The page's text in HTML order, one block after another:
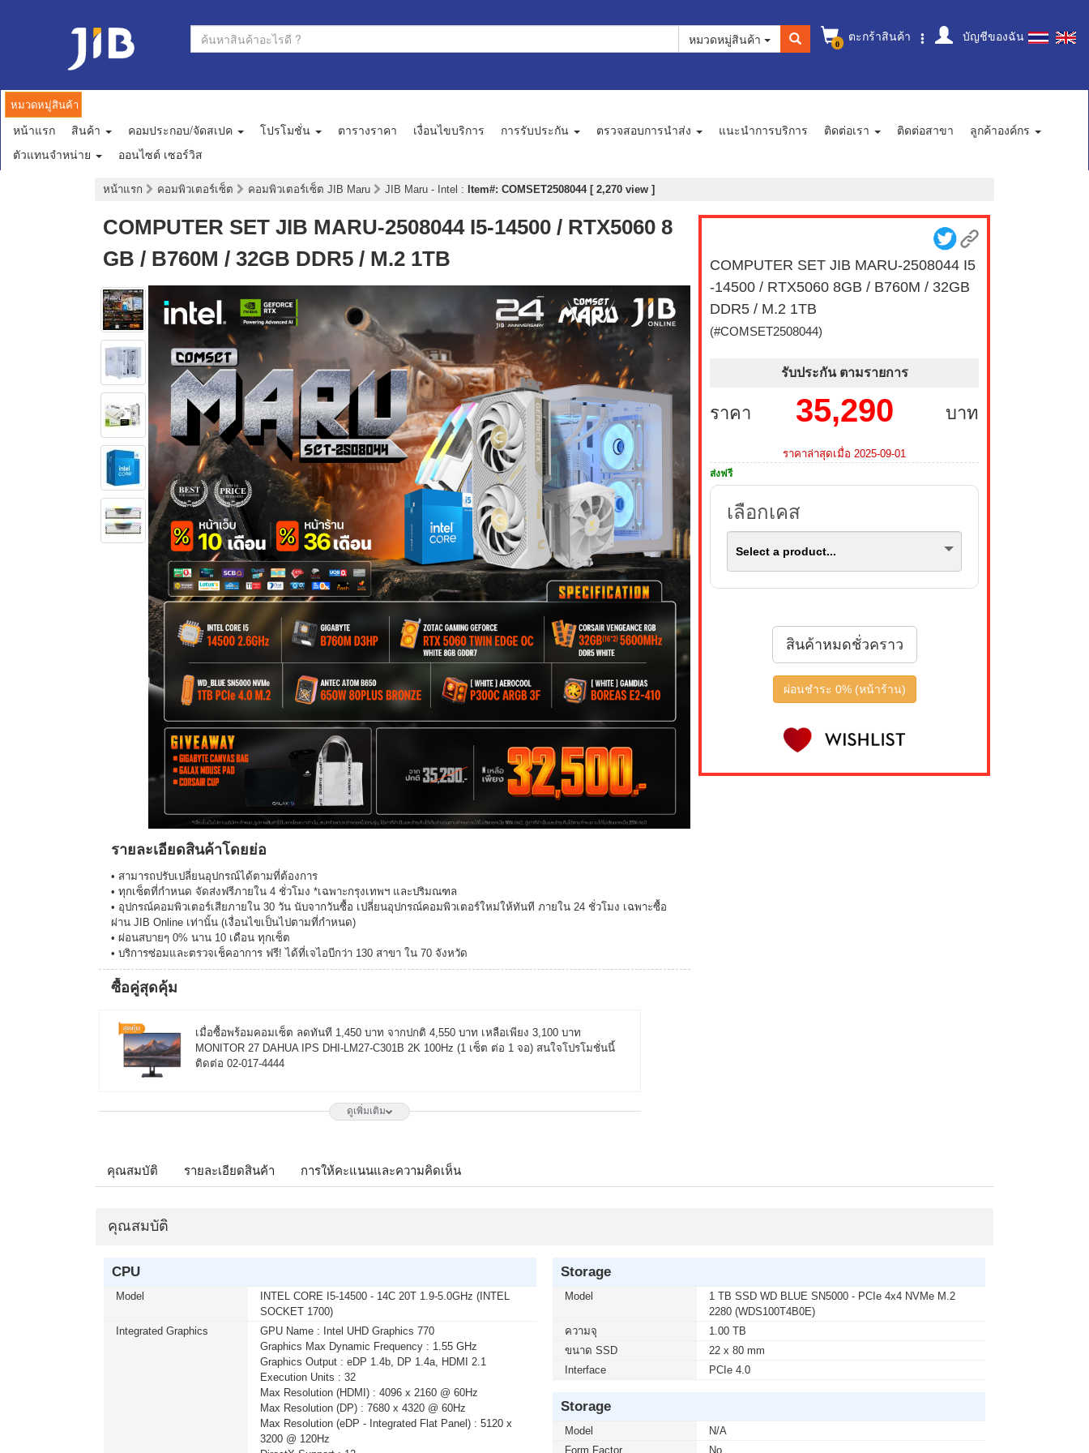
0 ตะกร้าสินค้า บัญชีของฉัน
หมวดหมู่สินค้า
หมวดหมู่สินค้า
หน้าแรก สินค้า คอมประกอบ/จัดสเปค โปรโมชั่น ตารางราคา เงื่อนไขบริการ การรับประกัน ตรวจสอบการนำส่ง แนะนำการบริการ ติดต่อเรา ติดต่อสาขา
ลูกค้าองค์กร
ตัวแทนจำหน่าย
ออนไซต์ เซอร์วิส
หน้าแรก คอมพิวเตอร์เซ็ต คอมพิวเตอร์เซ็ต JIB Maru JIB Maru - Intel : Item#: COMSET2508044 [ 2,270 view ]
COMPUTER SET JIB MARU-2508044 I5-14500 / RTX5060 8
GB / B760M / 32GB DDR5 / M.2 1TB
รายละเอียดสินค้าโดยย่อ
• สามารถปรับเปลี่ยนอุปกรณ์ได้ตามที่ต้องการ
• ทุกเซ็ตที่กำหนด จัดส่งฟรีภายใน 4 ชั่วโมง *เฉพาะกรุงเทพฯ และปริมณฑล
• อุปกรณ์คอมพิวเตอร์เสียภายใน 30 วัน นับจากวันซื้อ เปลี่ยนอุปกรณ์คอมพิวเตอร์ใหม่ให้ทันที ภายใน 24 ชั่วโมง เฉพาะซื้อ
ผ่าน JIB Online เท่านั้น (เงื่อนไขเป็นไปตามที่กำหนด)
• ผ่อนสบายๆ 0% นาน 10 เดือน ทุกเซ็ต
• บริการซ่อมและตรวจเช็คอาการ ฟรี! ได้ที่เจไอบีกว่า 130 สาขา ใน 70 จังหวัด
ซื้อคู่สุดคุ้ม
เมื่อซื้อพร้อมคอมเซ็ต ลดทันที 1,450 บาท จากปกติ 4,550 บาท เหลือเพียง 3,100 บาท
MONITOR 27 DAHUA IPS DHI-LM27-C301B 2K 100Hz (1 เซ็ต ต่อ 1 จอ) สนใจโปรโมชั่นนี้
ติดต่อ 02-017-4444
เมื่อซื้อพร้อมคอมเซ็ต ลดทันที 1,750 บาท จากปกติ 6,650 บาท เหลือเพียง 4,900 บาท
บริการ Onsite Service ติดตั้งคอมพิวเตอร์ถึงบ้านคุณ เมื่อซื้อพร้อมคอมเซ็ต ลดทันที 200 บาท
จากปกติ 1,000 บาท เหลือเพียง 800 บาท (เฉพาะกรุงเทพฯ และปริมณฑล) สนใจโปรโมชั่นนี้
ติดต่อ 02-017-4444
เมื่อซื้อพร้อมคอมเซ็ต ลดทันที 790 บาท จากปกติ 3,590 บาท เหลือเพียง 2,800 บาท
MONITOR 27 MSI IPS PRO MP273L E14 144Hz FREESYNC (1 เซ็ต ต่อ 1 จอ) สนใจโปร
โมชั่นนี้ ติดต่อ 02-017-4444
ดูเพิ่มเติม
COMPUTER SET JIB MARU-2508044 I5
-14500 / RTX5060 8GB / B760M / 32GB
DDR5 / M.2 1TB
(#COMSET2508044)
รับประกัน ตามรายการ
ราคา บาท
35,290
ราคาล่าสุดเมื่อ 2025-09-01
ส่งฟรี
เลือกเคส
Select a product...
สินค้าหมดชั่วคราว
ผ่อนชำระ 0% (หน้าร้าน)
คุณสมบัติ รายละเอียดสินค้า การให้คะแนนและความคิดเห็น
คุณสมบัติ
CPU
Model
INTEL CORE I5-14500 - 14C 20T 1.9-5.0GHz (INTEL
SOCKET 1700)
Integrated Graphics
GPU Name : Intel UHD Graphics 770
Graphics Max Dynamic Frequency : 1.55 GHz
Graphics Output : eDP 1.4b, DP 1.4a, HDMI 2.1
Execution Units : 32
Max Resolution (HDMI) : 4096 x 2160 @ 60Hz
Max Resolution (DP) : 7680 x 4320 @ 60Hz
Max Resolution (eDP - Integrated Flat Panel) : 5120 x
3200 @ 120Hz
Storage
Model
1 TB SSD WD BLUE SN5000 - PCIe 4x4 NVMe M.2
2280 (WDS100T4B0E)
ความจุ
1.00 TB
ขนาด SSD
22 x 80 mm
Interface
PCIe 4.0
Storage
Model
N/A
Form Factor
No